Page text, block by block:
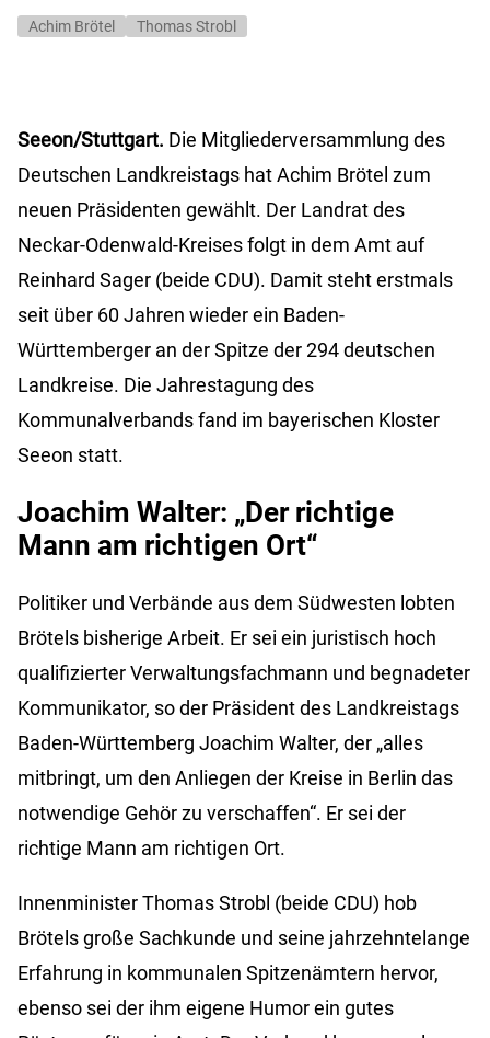
Achim Brötel Thomas Strobl
Seeon/Stuttgart. Die Mitgliederversammlung des
Deutschen Landkreistags hat Achim Brötel zum
neuen Präsidenten gewählt. Der Landrat des
Neckar-Odenwald-Kreises folgt in dem Amt auf
Reinhard Sager (beide CDU). Damit steht erstmals
seit über 60 Jahren wieder ein Baden-
Württemberger an der Spitze der 294 deutschen
Landkreise. Die Jahrestagung des
Kommunalverbands fand im bayerischen Kloster
Seeon statt.
Joachim Walter: „Der richtige
Mann am richtigen Ort“
Politiker und Verbände aus dem Südwesten lobten
Brötels bisherige Arbeit. Er sei ein juristisch hoch
qualifizierter Verwaltungsfachmann und begnadeter
Kommunikator, so der Präsident des Landkreistags
Baden-Württemberg Joachim Walter, der „alles
mitbringt, um den Anliegen der Kreise in Berlin das
notwendige Gehör zu verschaffen“. Er sei der
richtige Mann am richtigen Ort.
Innenminister Thomas Strobl (beide CDU) hob
Brötels große Sachkunde und seine jahrzehntelange
Erfahrung in kommunalen Spitzenämtern hervor,
ebenso sei der ihm eigene Humor ein gutes